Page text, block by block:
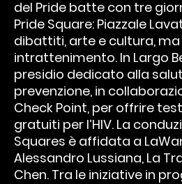
del Pride batte con tre
Pride Square: Piazzale
dibattiti, arte e cultura,
intrattenimento. In Largo
presidio dedicato alla
prevenzione, in
Check Point, per offrire
gratuiti per l’HIV. La
Squares è affidata a
Alessandro Lussiana, La
Chen. Tra le iniziative in